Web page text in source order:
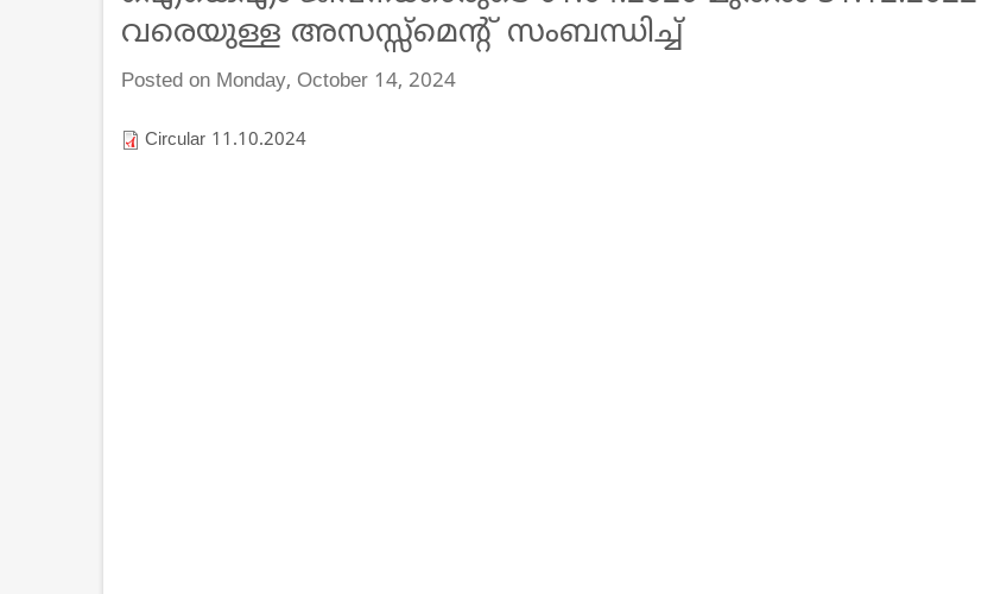
വരെയുള്ള അസസ്സ്മെന്റ് സംബന്ധിച്ച്
Posted on Monday, October 14, 2024
Circular 11.10.2024